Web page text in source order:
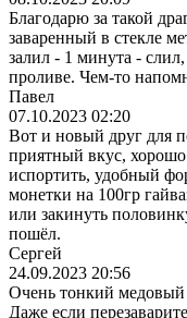
Благодарю за такой
заваренный в стекле
залил - 1 минута -
проливе. Чем-то
Павел
07.10.2023 02:20
Вот и новый друг для
приятный вкус, хорошо
испортить, удобный
монетки на 100гр
или закинуть
пошёл.
Сергей
24.09.2023 20:56
Очень тонкий медовый
Даже если